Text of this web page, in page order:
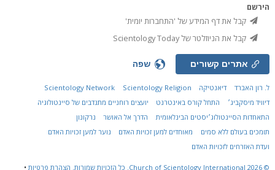
הירשם
קבל את דף המידע של 'התחברות יומית'
קבל את הניוזלטר של Scientology Today
אתרים קשורים שפה
ל. רון האברד דיאנטיקה Scientology Network
Scientology Religion
דיוויד מיסקביג׳
התחל קורס באינטרנט
יועצים רוחניים מתנדבים של סיינטולוגיה
התאחדות הסיינטולוג׳יסטים הבינלאומית
הדרך אל האושר
נרקונון
תומכים בעולם ללא סמים
מאוחדים למען זכויות האדם
נוער למען זכויות האדם
ועדת האזרחים לזכויות האדם
© 2026
Church of Scientology International. כל הזכויות שמורות. הצהרת פרטיות •